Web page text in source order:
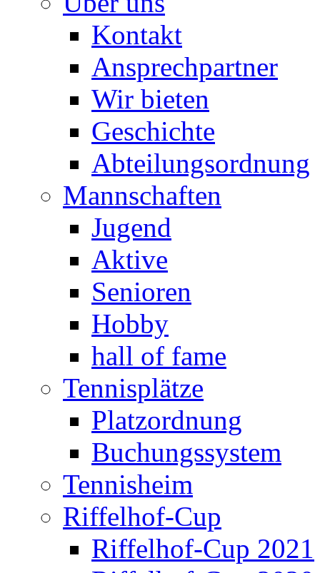
Kontakt
Ansprechpartner
Wir bieten
Geschichte
Abteilungsordnung
Mannschaften
Jugend
Aktive
Senioren
Hobby
hall of fame
Tennisplätze
Platzordnung
Buchungssystem
Tennisheim
Riffelhof-Cup
Riffelhof-Cup 2021